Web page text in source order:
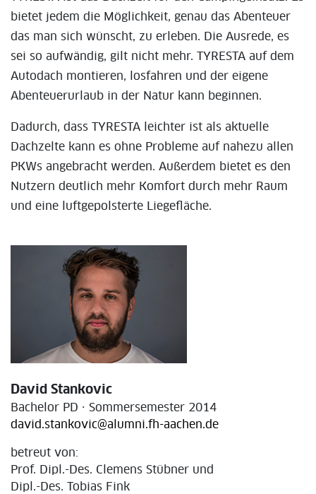
bietet jedem die Möglichkeit, genau das Abenteuer
das man sich wünscht, zu erleben. Die Ausrede, es
sei so aufwändig, gilt nicht mehr. TYRESTA auf dem
Autodach montieren, losfahren und der eigene
Abenteuerurlaub in der Natur kann beginnen.
Dadurch, dass TYRESTA leichter ist als aktuelle
Dachzelte kann es ohne Probleme auf nahezu allen
PKWs angebracht werden. Außerdem bietet es den
Nutzern deutlich mehr Komfort durch mehr Raum
und eine luftgepolsterte Liegefläche.
David Stankovic
Bachelor PD · Sommersemester 2014
david.stankovic@alumni.fh-aachen.de
betreut von:
Prof. Dipl.-Des. Clemens Stübner und
Dipl.-Des. Tobias Fink